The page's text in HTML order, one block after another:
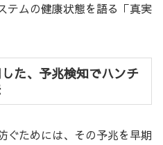
テムの健康状態を語る「真実
た、予兆検知でハンチ
ぐためには、その予兆を早期